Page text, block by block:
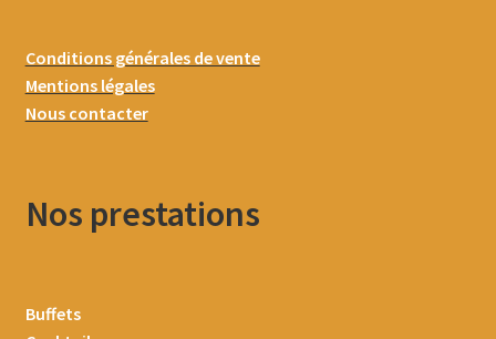
Conditions générales de vente
Mentions légales
Nous contacter
Nos prestations
Buffets